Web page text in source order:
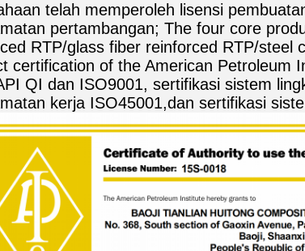
telah memperoleh lisensi
pertambangan; The four core
RTP/glass fiber reinforced RTP/steel
certification of the American Petroleum
QI dan ISO9001, sertifikasi sistem
kerja ISO45001,dan sertifikasi